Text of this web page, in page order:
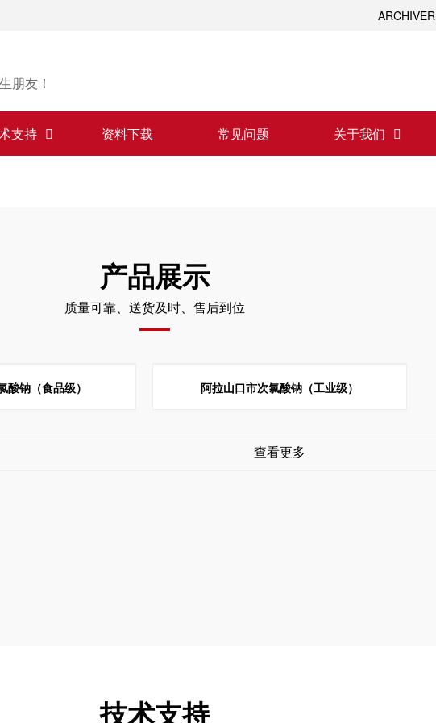
ARCHIVER
朋友！
支持 资料下载 常见问题 关于我们
产品展示
质量可靠、送货及时、售后到位
酸钠（食品级） 阿拉山口市次氯酸钠（工业级）
查看更多
技术支持